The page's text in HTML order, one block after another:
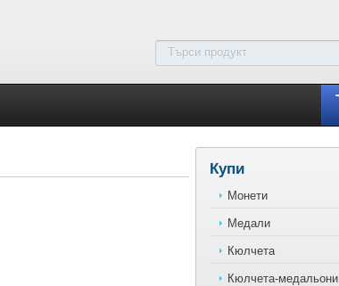
Купи
Монети
Медали
Кюлчета
Кюлчета-медальони